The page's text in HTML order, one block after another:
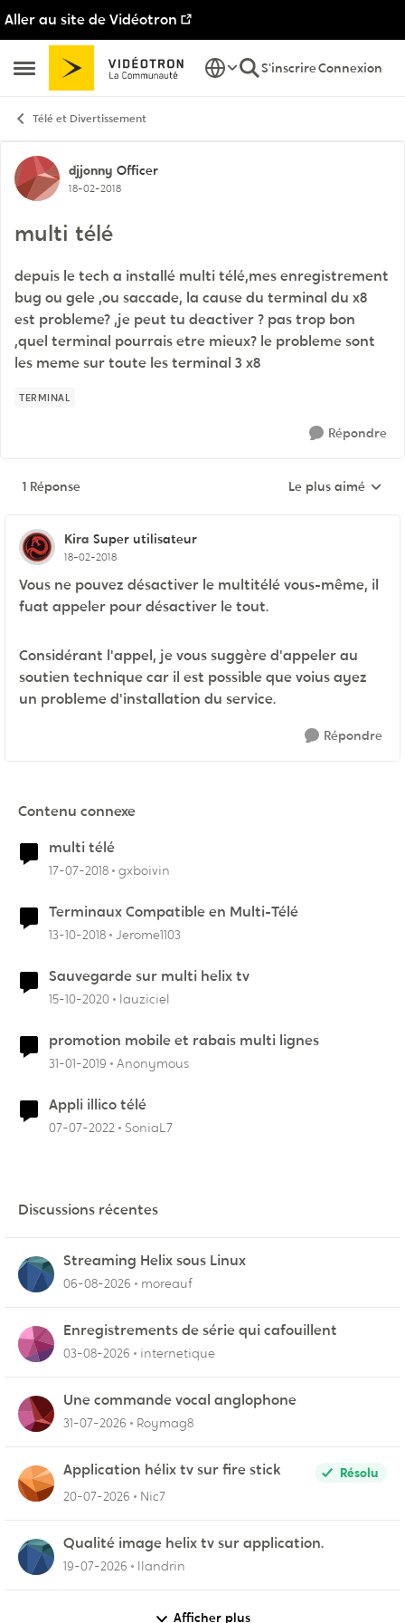
Aller au site de Vidéotron
Ouvrir Menu Latéral
Passer au contenu
S'inscrireConnexion
Télé et Divertissement
Discussion de forum
djjonny Officer
18-02-2018
multi télé
depuis le tech a installé multi télé,mes enregistrement
bug ou gele ,ou saccade, la cause du terminal du x8
est probleme? ,je peut tu deactiver ? pas trop bon
,quel terminal pourrais etre mieux? le probleme sont
les meme sur toute les terminal 3 x8
TERMINAL
Répondre
1 Réponse Réponses triées
Le plus aimé
Kira Super utilisateur
18-02-2018
Vous ne pouvez désactiver le multitélé vous-même, il
fuat appeler pour désactiver le tout.
Considérant l'appel, je vous suggère d'appeler au
soutien technique car il est possible que voius ayez
un probleme d'installation du service.
Répondre
Contenu connexe
multi télé
17-07-2018 gxboivin
Terminaux Compatible en Multi-Télé
13-10-2018 Jerome1103
Sauvegarde sur multi helix tv
15-10-2020 lauziciel
promotion mobile et rabais multi lignes
31-01-2019 Anonymous
Appli illico télé
07-07-2022 SoniaL7
Discussions récentes
Streaming Helix sous Linux
06-08-2026 moreauf
Enregistrements de série qui cafouillent
03-08-2026 internetique
Une commande vocal anglophone
31-07-2026 Roymag8
Application hélix tv sur fire stick
Résolu
20-07-2026
Nic7
Qualité image helix tv sur application.
19-07-2026 llandrin
Afficher plus